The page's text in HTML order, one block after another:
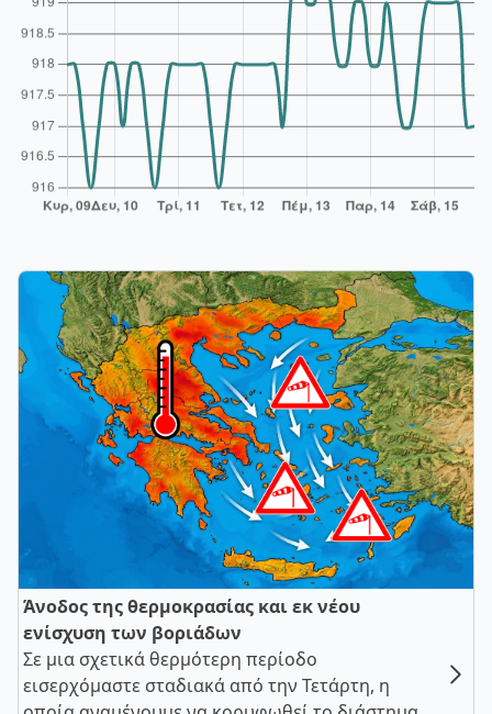
Άνοδος της θερμοκρασίας και εκ νέου
ενίσχυση των βοριάδων
Σε μια σχετικά θερμότερη περίοδο
εισερχόμαστε σταδιακά από την Τετάρτη, η